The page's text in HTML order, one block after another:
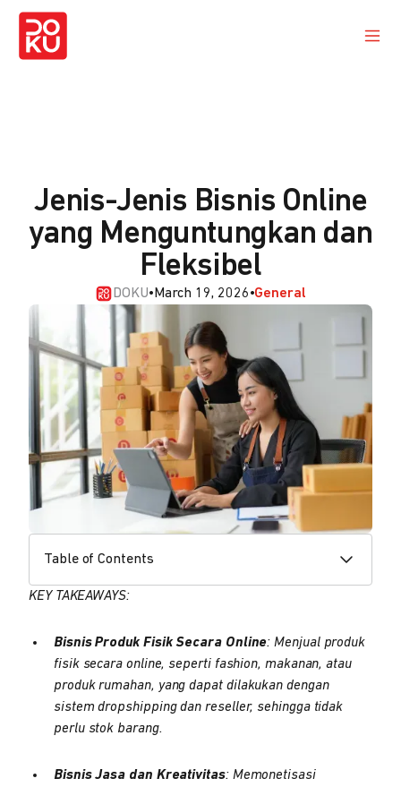
Jenis-Jenis Bisnis Online
yang Menguntungkan dan
Fleksibel
DOKU• March 19, 2026•General
Table of Contents
KEY TAKEAWAYS:
Bisnis Produk Fisik Secara Online: Menjual produk
fisik secara online, seperti fashion, makanan, atau
produk rumahan, yang dapat dilakukan dengan
sistem dropshipping dan reseller, sehingga tidak
perlu stok barang.
Bisnis Jasa dan Kreativitas: Memonetisasi